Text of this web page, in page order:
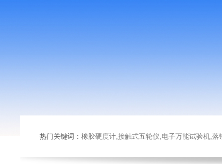
热门关键词： 橡胶硬度计,接触式五轮仪,电子万能试验机,落锤冲击试验机,数显